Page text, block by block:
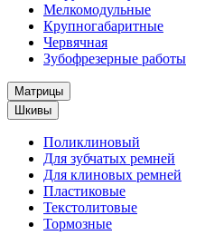
Мелкомодульные
Крупногабаритные
Червячная
Зубофрезерные работы
Матрицы
Шкивы
Поликлиновый
Для зубчатых ремней
Для клиновых ремней
Пластиковые
Текстолитовые
Тормозные